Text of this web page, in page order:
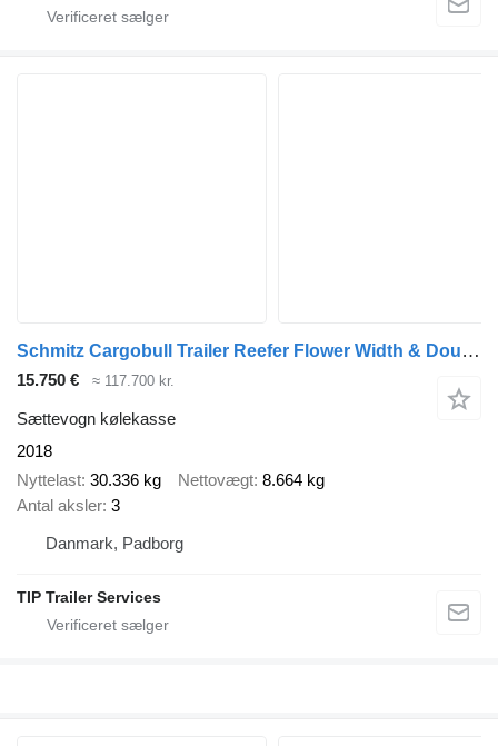
Schmitz Cargobull Trailer Reefer Flower Width & Double Stock Straight
15.750 € ≈ 117.700 kr.
Sættevogn kølekasse
2018
Nyttelast 30.336 kg Nettovægt 8.664 kg
Antal aksler 3
Danmark, Padborg
TIP Trailer Services